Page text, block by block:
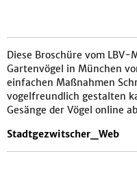
Diese Broschüre vom
Gartenvögel in München
einfachen Maßnahmen
vogelfreundlich gestalten
Gesänge der Vögel online
Stadtgezwitscher_Web